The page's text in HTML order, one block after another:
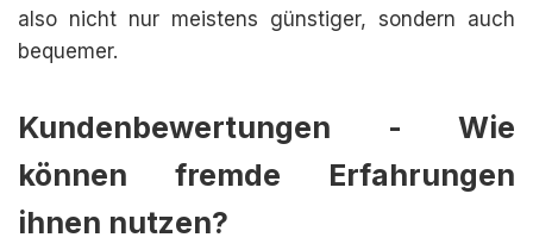
also nicht nur meistens günstiger, sondern auch
bequemer.
Kundenbewertungen - Wie
können fremde Erfahrungen
ihnen nutzen?